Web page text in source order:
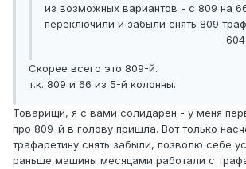
из возможных вариантов - с 809 на
переключили и забыли снять 809
Скорее всего это 809-й.
т.к. 809 и 66 из 5-й колонны.
Товарищи, я с вами солидарен - у меня
про 809-й в голову пришла. Вот только
трафаретину снять забыли, позволю себе
раньше машины месяцами работали с